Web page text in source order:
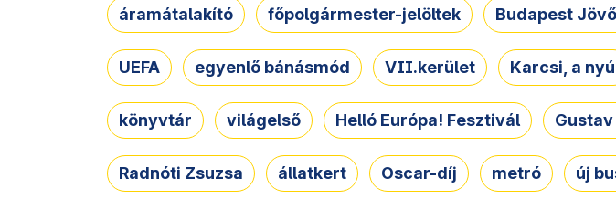
áramátalakító főpolgármester-jelöltek Budapest
UEFA egyenlő bánásmód VII.kerület Karcsi, a
könyvtár világelső Helló Európa! Fesztivál
Radnóti Zsuzsa állatkert Oscar-díj metró új